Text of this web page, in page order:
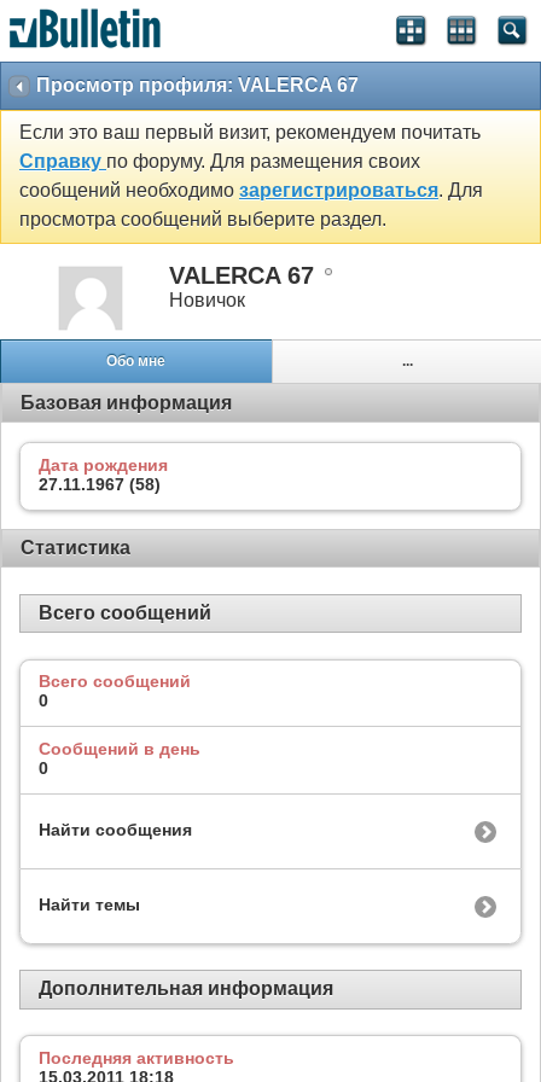
Просмотр профиля: VALERCA 67
Если это ваш первый визит, рекомендуем почитать
Справку по форуму. Для размещения своих
сообщений необходимо зарегистрироваться. Для
просмотра сообщений выберите раздел.
VALERCA 67
Новичок
Обо мне ...
Базовая информация
Дата рождения
27.11.1967 (58)
Статистика
Всего сообщений
Всего сообщений
0
Сообщений в день
0
Найти сообщения
Найти темы
Дополнительная информация
Последняя активность
15.03.2011 18:18